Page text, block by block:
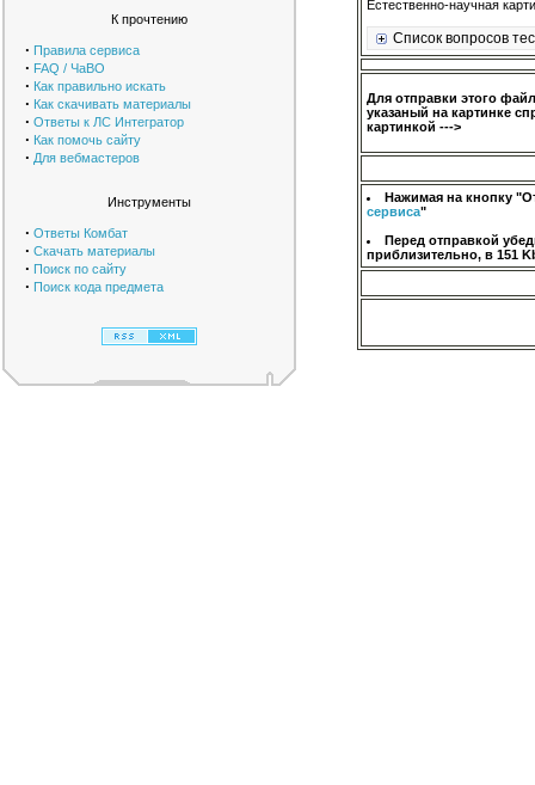
К прочтению
· Правила сервиса
· FAQ / ЧаВО
· Как правильно искать
· Как скачивать материалы
· Ответы к ЛС Интегратор
· Как помочь сайту
· Для вебмастеров
Инструменты
· Ответы Комбат
· Скачать материалы
· Поиск по сайту
· Поиск кода предмета
Естественно-научная
Список вопросов
Для отправки этого
указаный на картинке
картинкой --->
Нажимая на кнопку
сервиса"
Перед отправкой
приблизительно, в 151